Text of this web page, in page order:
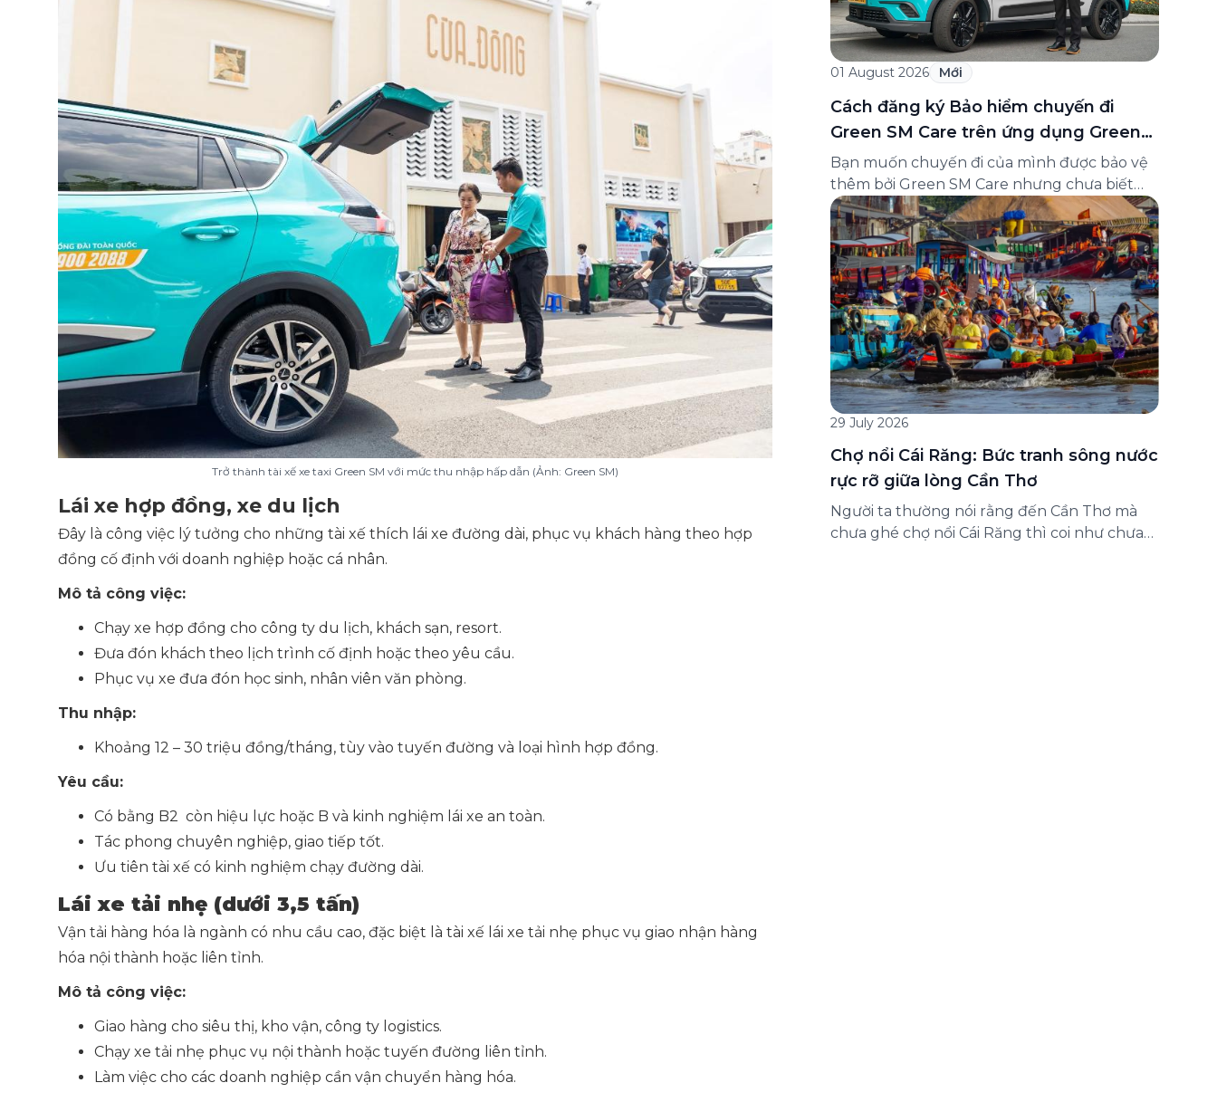
Trở thành tài xế xe taxi Green SM với mức thu nhập hấp dẫn (Ảnh: Green SM)
Lái xe hợp đồng, xe du lịch
Đây là công việc lý tưởng cho những tài xế thích lái xe đường dài, phục vụ khách hàng theo hợp
đồng cố định với doanh nghiệp hoặc cá nhân.
Mô tả công việc:
Chạy xe hợp đồng cho công ty du lịch, khách sạn, resort.
Đưa đón khách theo lịch trình cố định hoặc theo yêu cầu.
Phục vụ xe đưa đón học sinh, nhân viên văn phòng.
Thu nhập:
Khoảng 12 – 30 triệu đồng/tháng, tùy vào tuyến đường và loại hình hợp đồng.
Yêu cầu:
Có bằng B2 còn hiệu lực hoặc B và kinh nghiệm lái xe an toàn.
Tác phong chuyên nghiệp, giao tiếp tốt.
Ưu tiên tài xế có kinh nghiệm chạy đường dài.
Lái xe tải nhẹ (dưới 3,5 tấn)
Vận tải hàng hóa là ngành có nhu cầu cao, đặc biệt là tài xế lái xe tải nhẹ phục vụ giao nhận hàng
hóa nội thành hoặc liên tỉnh.
Mô tả công việc:
Giao hàng cho siêu thị, kho vận, công ty logistics.
Chạy xe tải nhẹ phục vụ nội thành hoặc tuyến đường liên tỉnh.
Làm việc cho các doanh nghiệp cần vận chuyển hàng hóa.
01 August 2026 Mới
Cách đăng ký Bảo hiểm chuyến đi
Green SM Care trên ứng dụng Green
SM
Bạn muốn chuyến đi của mình được bảo vệ
thêm bởi Green SM Care nhưng chưa biết
đăng ký ở đâu? Bài viết dưới đây sẽ hướng
dẫn chi tiết cách tham gia (và hủy tham gia)
gói bảo hiểm này ngay trên ứng dụng Green
SM, cùng những lưu ý quan trọng trước khi
[…]
29 July 2026
Chợ nổi Cái Răng: Bức tranh sông nước
rực rỡ giữa lòng Cần Thơ
Người ta thường nói rằng đến Cần Thơ mà
chưa ghé chợ nổi Cái Răng thì coi như chưa